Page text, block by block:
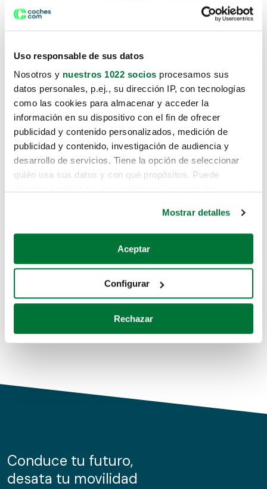
Uso responsable de sus datos
Nosotros y nuestros 1022 socios procesamos sus
datos personales, p.ej., su dirección IP, con tecnologías
como las cookies para almacenar y acceder la
información en su dispositivo con el fin de ofrecer
publicidad y contenido personalizados, medición de
publicidad y contenido, investigación de audiencia y
desarrollo de servicios. Tiene la opción de seleccionar
quién usa sus datos y con qué propósitos. Puede
Si lo permite, también quisiéramos:
Recopilar información sobre su ubicación geográfica
Identificar su dispositivo analizándolo activamente
para buscar características específicas (huellas
Obtenga más información sobre cómo se procesan sus
de cookies.
información sobre el uso que haga del sitio web con
nuestros partners de redes sociales, publicidad y análisis
Mostrar detalles
Aceptar
Configurar
Rechazar
Lo sentimos, no sabemos como
te hemos traido hasta aquí.
Pero puedes encontrar el coche que estás
buscando en alguno de estos enlaces:
Coches de segunda mano
Coches de km0
Conduce tu futuro,
desata tu movilidad